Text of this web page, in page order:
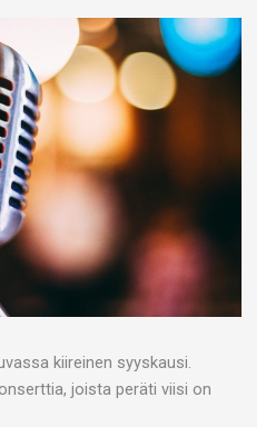
kiireinen syyskausi.
joista peräti viisi on